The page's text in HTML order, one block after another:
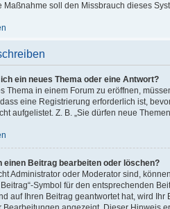
Maßnahme soll den Missbrauch dieses
ein neues Thema oder eine Antwort?
Thema in einem Forum zu eröffnen,
eine Registrierung erforderlich ist,
aufgelistet. Z. B. „Sie dürfen neue
einen Beitrag bearbeiten oder löschen?
Administrator oder Moderator sind,
Symbol für den entsprechenden
auf Ihren Beitrag geantwortet hat, wird